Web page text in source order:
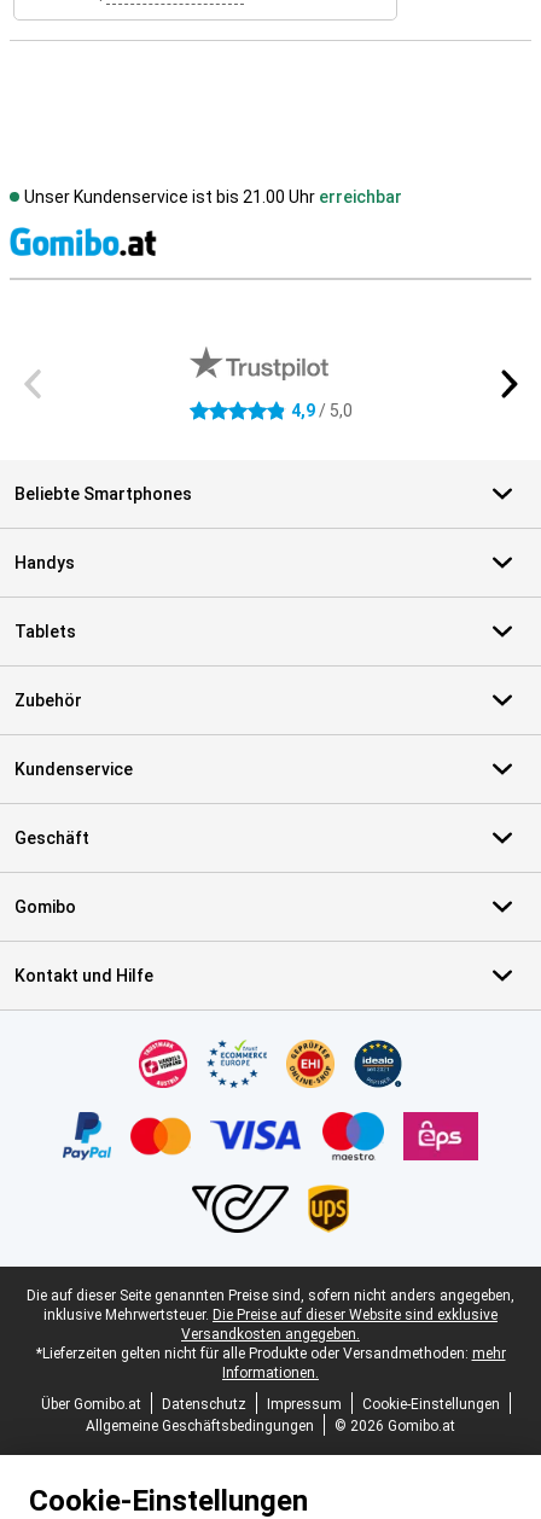
Unser Kundenservice ist bis 21.00 Uhr erreichbar
4.9 Sterne 4,9/ 5,0
Beliebte Smartphones
Handys
Tablets
Zubehör
Kundenservice
Geschäft
Gomibo
Kontakt und Hilfe
Juristische Fußzeile
Die auf dieser Seite genannten Preise sind, sofern nicht anders angegeben,
inklusive Mehrwertsteuer. Die Preise auf dieser Website sind exklusive
Versandkosten angegeben.
*Lieferzeiten gelten nicht für alle Produkte oder Versandmethoden: mehr
Informationen.
Über Gomibo.at
Datenschutz Impressum
Cookie-Einstellungen
Allgemeine Geschäftsbedingungen
© 2026 Gomibo.at
Cookie-Einstellungen